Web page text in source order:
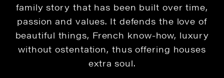
family story that has been built over time,
passion and values. It defends the love of
beautiful things, French know-how, luxury
without ostentation, thus offering houses
extra soul.